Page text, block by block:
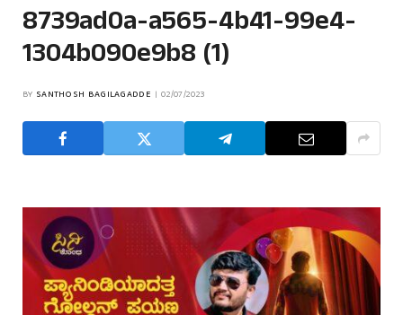
8739ad0a-a565-4b41-99e4-
1304b090e9b8 (1)
BY SANTHOSH BAGILAGADDE 02/07/2023